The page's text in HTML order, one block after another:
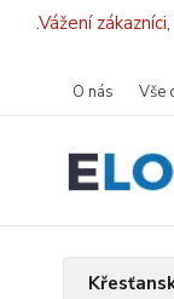
.Vážení
O nás Vše